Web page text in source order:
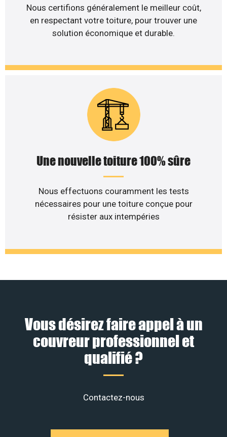
Nous certifions généralement le meilleur coût,
en respectant votre toiture, pour trouver une
solution économique et durable.
Une nouvelle toiture 100% sûre
Nous effectuons couramment les tests
nécessaires pour une toiture conçue pour
résister aux intempéries
Vous désirez faire appel à un
couvreur professionnel et
qualifié ?
Contactez-nous